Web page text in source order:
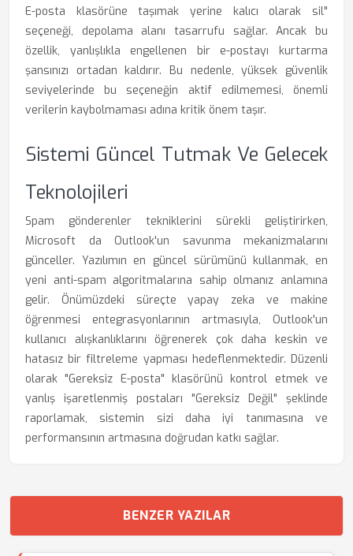
E-posta klasörüne taşımak yerine kalıcı olarak sil"
seçeneği, depolama alanı tasarrufu sağlar. Ancak bu
özellik, yanlışlıkla engellenen bir e-postayı kurtarma
şansınızı ortadan kaldırır. Bu nedenle, yüksek güvenlik
seviyelerinde bu seçeneğin aktif edilmemesi, önemli
verilerin kaybolmaması adına kritik önem taşır.
Sistemi Güncel Tutmak Ve Gelecek
Teknolojileri
Spam gönderenler tekniklerini sürekli geliştirirken,
Microsoft da Outlook'un savunma mekanizmalarını
günceller. Yazılımın en güncel sürümünü kullanmak, en
yeni anti-spam algoritmalarına sahip olmanız anlamına
gelir. Önümüzdeki süreçte yapay zeka ve makine
öğrenmesi entegrasyonlarının artmasıyla, Outlook'un
kullanıcı alışkanlıklarını öğrenerek çok daha keskin ve
hatasız bir filtreleme yapması hedeflenmektedir. Düzenli
olarak "Gereksiz E-posta" klasörünü kontrol etmek ve
yanlış işaretlenmiş postaları "Gereksiz Değil" şeklinde
raporlamak, sistemin sizi daha iyi tanımasına ve
performansının artmasına doğrudan katkı sağlar.
BENZER YAZILAR